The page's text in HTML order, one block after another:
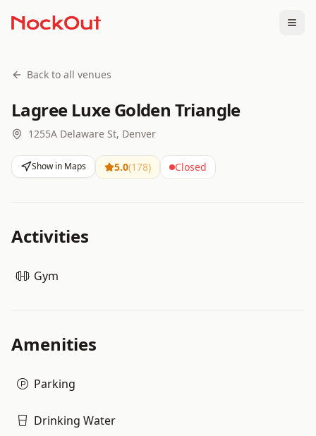
Back to all venues
Lagree Luxe Golden Triangle
1255A Delaware St, Denver
Show in Maps 5.0(178) Closed
Activities
Gym
Amenities
Parking
Drinking Water